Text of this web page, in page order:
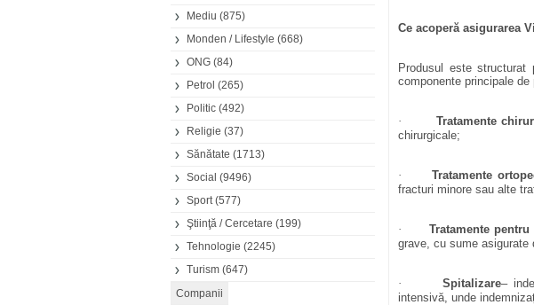
Mediu (875)
Monden / Lifestyle (668)
ONG (84)
Petrol (265)
Politic (492)
Religie (37)
Sănătate (1713)
Social (9496)
Sport(577)
Ştiinţă / Cercetare (199)
Tehnologie (2245)
Turism (647)
Ce acoperă asigurarea
Produsul este
componente principale de
· Tratamente
chirurgicale;
· Tratamente
fracturi minore sau alte
· Tratamente pentru
grave, cu sume asigurate
· Spitalizare–
intensivă, unde